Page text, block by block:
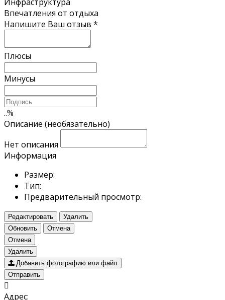
Впечатления от отдыха
Напишите Ваш отзыв *
Плюсы
Минусы
..%
Описание (необязательно)
Нет описания
Информация
Размер:
Тип:
Предварительный просмотр:
Редактировать
Удалить
Обновить
Отмена
Отмена
Удалить
Добавить фотографию или файл
Отправить
Адрес: